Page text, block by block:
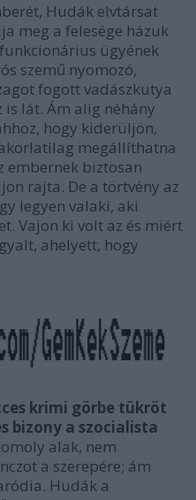
Hudák elvtársat
meg a felesége házuk
ügyének
szemű nyomozó,
fogott vadászkutya
lát. Ám alig néhány
hogy kiderüljön,
megállíthatna
embernek biztosan
rajta. De a törtvény az
legyen valaki, aki
Vajon ki volt az és miért
ahelyett, hogy
krimi görbe tükröt
bizony a szocialista
alak, nem
a szerepére; ám
Hudák a